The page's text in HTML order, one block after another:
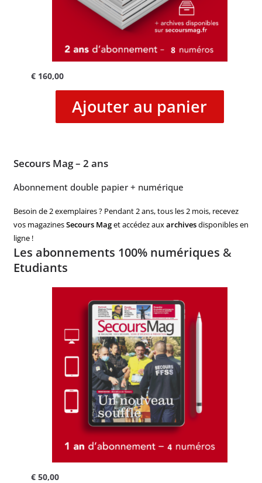
€160,00
Ajouter au panier
Secours Mag – 2 ans
Abonnement double papier + numérique
Besoin de 2 exemplaires ? Pendant 2 ans, tous les 2 mois, recevez
vos magazinesSecours Maget accédez auxarchivesdisponibles en
ligne !
Les abonnements 100% numériques &
Etudiants
€50,00